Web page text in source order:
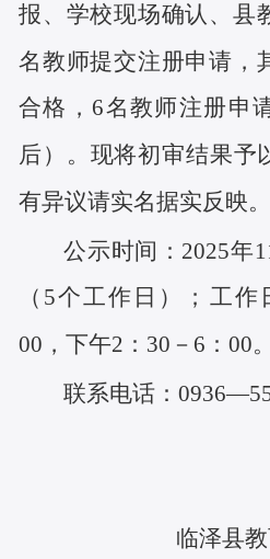
报、学校现场确认、县
名教师提交注册申请，
合格，6名教师注册申
后）。现将初审结果予
有异议请实名据实反映。
公示时间：2025年
（5个工作日）；工作
00，下午2：30－6：00。
联系电话：
临泽县